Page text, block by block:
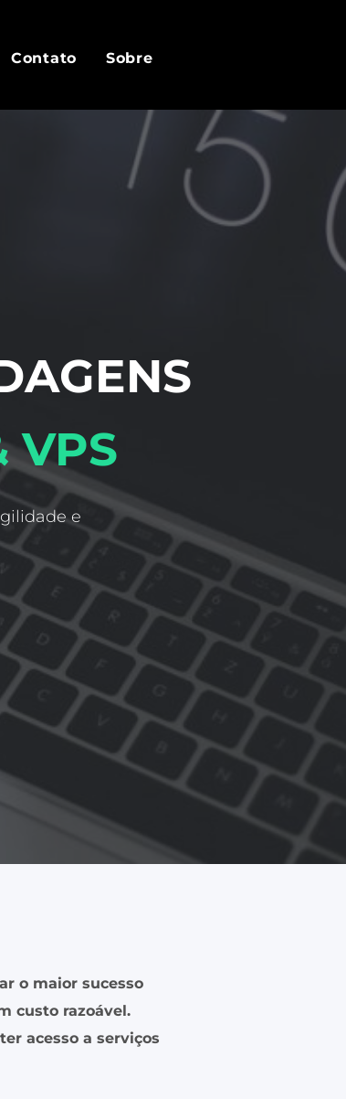
Contato Sobre
VPS
e
o maior sucesso
custo razoável.
acesso a serviços